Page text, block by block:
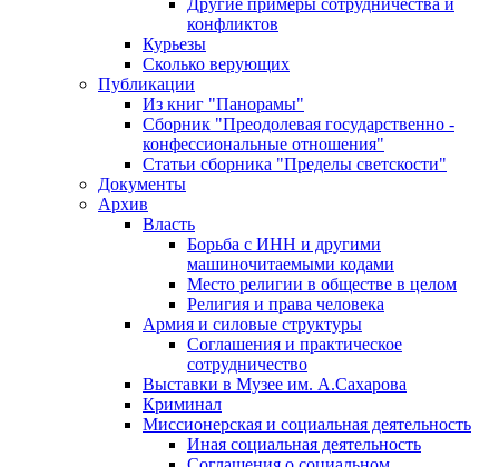
Другие примеры сотрудничества и
конфликтов
Курьезы
Сколько верующих
Публикации
Из книг "Панорамы"
Сборник "Преодолевая государственно -
конфессиональные отношения"
Статьи сборника "Пределы светскости"
Документы
Архив
Власть
Борьба с ИНН и другими
машиночитаемыми кодами
Место религии в обществе в целом
Религия и права человека
Армия и силовые структуры
Соглашения и практическое
сотрудничество
Выставки в Музее им. А.Сахарова
Криминал
Миссионерская и социальная деятельность
Иная социальная деятельность